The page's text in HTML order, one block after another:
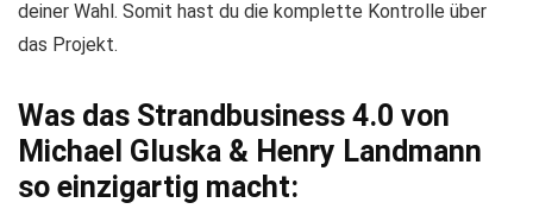
deiner Wahl. Somit hast du die komplette Kontrolle über
das Projekt.
Was das Strandbusiness 4.0 von
Michael Gluska & Henry Landmann
so einzigartig macht: